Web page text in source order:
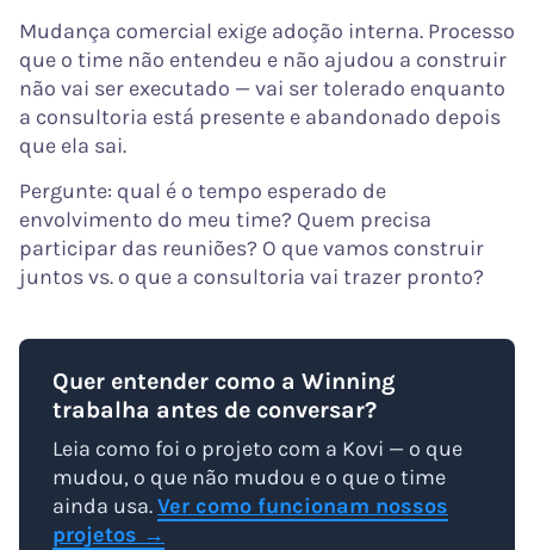
Mudança comercial exige adoção interna. Processo
que o time não entendeu e não ajudou a construir
não vai ser executado — vai ser tolerado enquanto
a consultoria está presente e abandonado depois
que ela sai.
Pergunte: qual é o tempo esperado de
envolvimento do meu time? Quem precisa
participar das reuniões? O que vamos construir
juntos vs. o que a consultoria vai trazer pronto?
Quer entender como a Winning
trabalha antes de conversar?
Leia como foi o projeto com a Kovi — o que
mudou, o que não mudou e o que o time
ainda usa.Ver como funcionam nossos
projetos →